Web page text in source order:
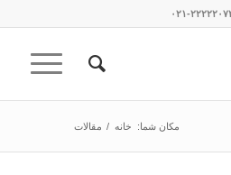
۲۲۲۲۲۰۷۲
مکان شما: خانه / مقالات